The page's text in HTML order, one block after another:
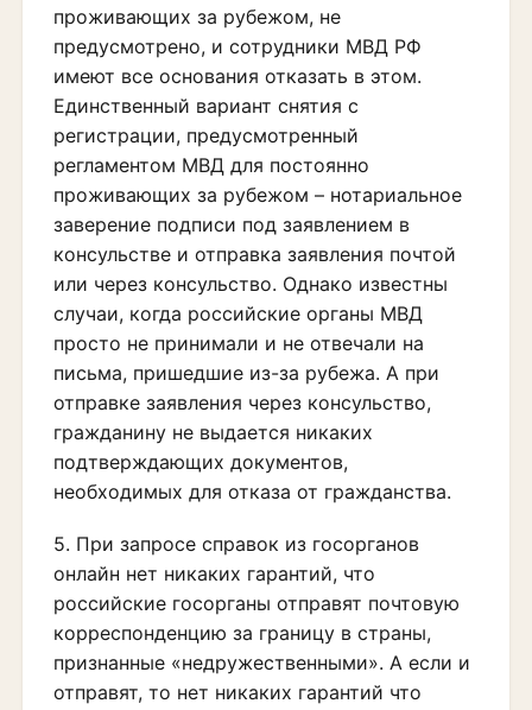
проживающих за рубежом, не
предусмотрено, и сотрудники МВД РФ
имеют все основания отказать в этом.
Единственный вариант снятия с
регистрации, предусмотренный
регламентом МВД для постоянно
проживающих за рубежом – нотариальное
заверение подписи под заявлением в
консульстве и отправка заявления почтой
или через консульство. Однако известны
случаи, когда российские органы МВД
просто не принимали и не отвечали на
письма, пришедшие из-за рубежа. А при
отправке заявления через консульство,
гражданину не выдается никаких
подтверждающих документов,
необходимых для отказа от гражданства.
5. При запросе cправок из госорганов
онлайн нет никаких гарантий, что
российские госорганы отправят почтовую
корреспонденцию за границу в страны,
признанные «недружественными». А если и
отправят, то нет никаких гарантий что